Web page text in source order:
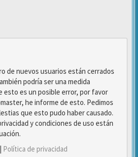
de nuevos usuarios están cerrados
podría ser una medida
esto es un posible error, por favor
he informe de esto. Pedimos
que esto pudo haber causado.
y condiciones de uso están
| Política de privacidad